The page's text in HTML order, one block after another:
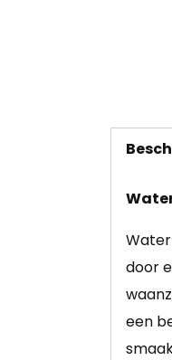
door
een